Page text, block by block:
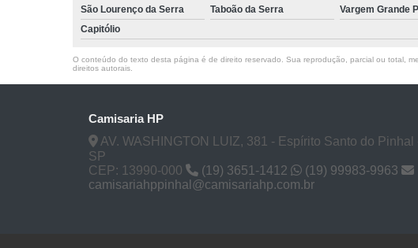
São Lourenço da Serra Taboão da Serra
Vargem Grande
Capitólio
O conteúdo do texto desta página é de direito reservado. Sua reprodução, parcial ou total,
direitos autorais
Camisaria HP
AV. WASHINGTON LUIZ, 381 - Espírito Santo do Pinhal
SP
CEP: 13990-000
(19) 3651-1412
(19) 99983-9963
camisariahppinhal@camisariahp.com.br